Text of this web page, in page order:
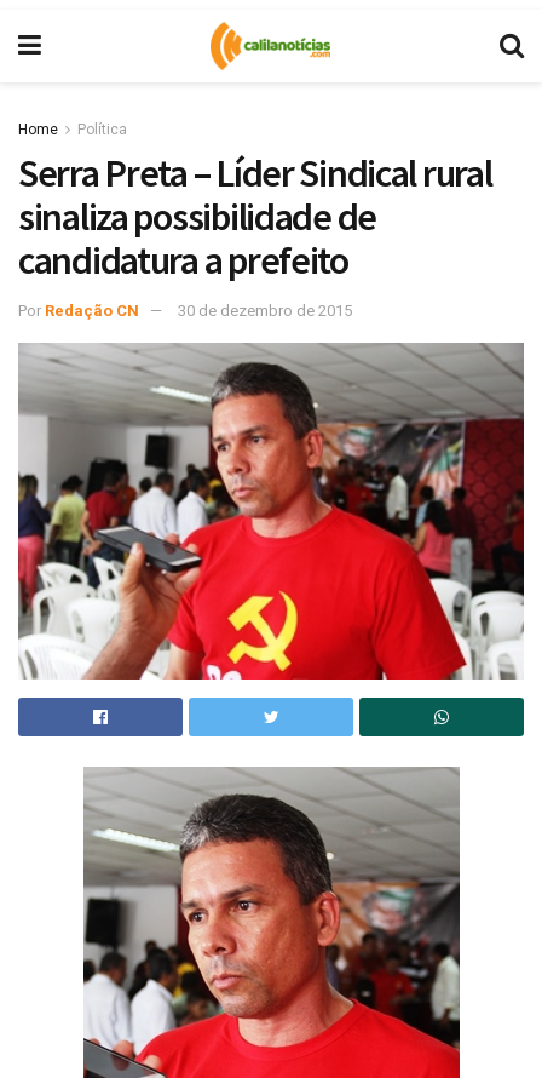
Home Política
Serra Preta – Líder Sindical rural
sinaliza possibilidade de
candidatura a prefeito
Por Redação CN 30 de dezembro de 2015